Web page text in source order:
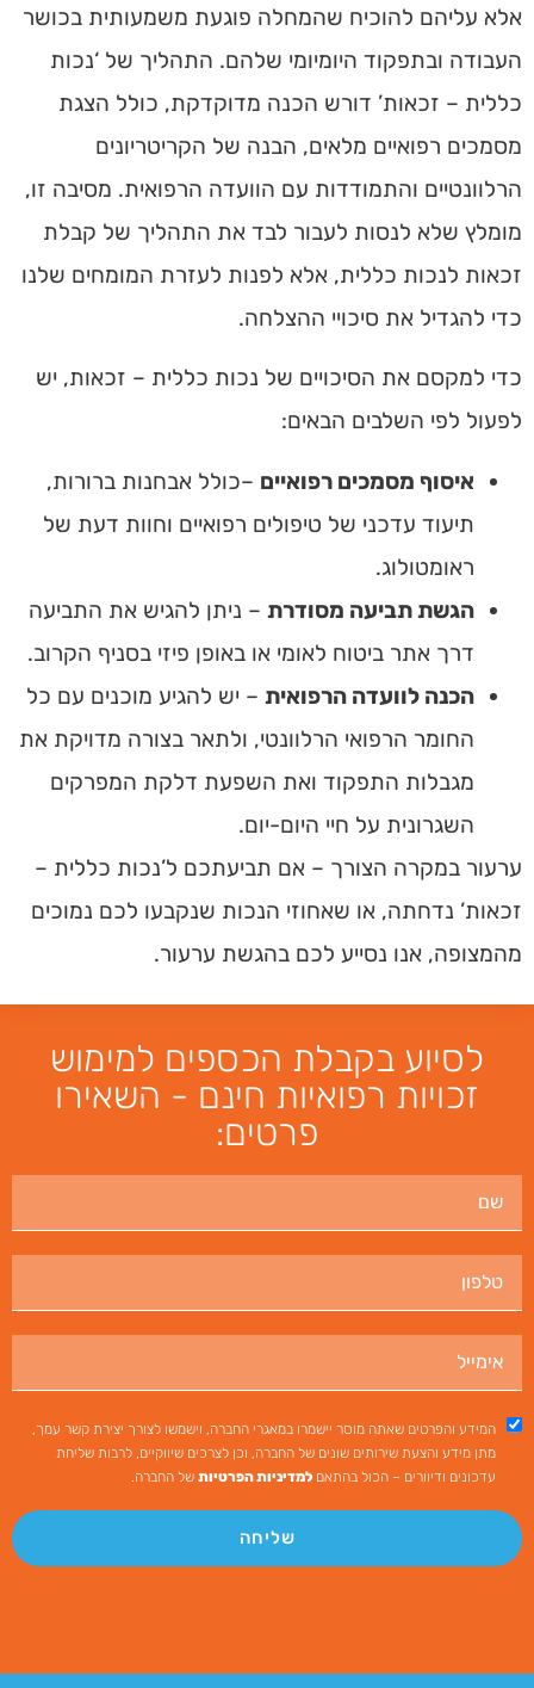
אלא עליהם להוכיח שהמחלה פוגעת משמעותית בכושר
העבודה ובתפקוד היומיומי שלהם. התהליך של ‘נכות
כללית – זכאות’ דורש הכנה מדוקדקת, כולל הצגת
מסמכים רפואיים מלאים, הבנה של הקריטריונים
הרלוונטיים והתמודדות עם הוועדה הרפואית. מסיבה זו,
מומלץ שלא לנסות לעבור לבד את התהליך של קבלת
זכאות לנכות כללית, אלא לפנות לעזרת המומחים שלנו
כדי להגדיל את סיכויי ההצלחה.
כדי למקסם את הסיכויים של נכות כללית – זכאות, יש
לפעול לפי השלבים הבאים:
איסוף מסמכים רפואיים –כולל אבחנות ברורות,
תיעוד עדכני של טיפולים רפואיים וחוות דעת של
ראומטולוג.
הגשת תביעה מסודרת – ניתן להגיש את התביעה
דרך אתר ביטוח לאומי או באופן פיזי בסניף הקרוב.
הכנה לוועדה הרפואית – יש להגיע מוכנים עם כל
החומר הרפואי הרלוונטי, ולתאר בצורה מדויקת את
מגבלות התפקוד ואת השפעת דלקת המפרקים
השגרונית על חיי היום-יום.
ערעור במקרה הצורך – אם תביעתכם ל’נכות כללית –
זכאות’ נדחתה, או שאחוזי הנכות שנקבעו לכם נמוכים
מהמצופה, אנו נסייע לכם בהגשת ערעור.
לסיוע בקבלת הכספים למימוש
זכויות רפואיות חינם - השאירו
פרטים:
המידע והפרטים שאתה מוסר יישמרו במאגרי החברה, וישמשו לצורך יצירת קשר עמך,
מתן מידע והצעת שירותים שונים של החברה, וכן לצרכים שיווקיים, לרבות שליחת
עדכונים ודיוורים – הכול בהתאםלמדיניות הפרטיות של החברה.
שליחה